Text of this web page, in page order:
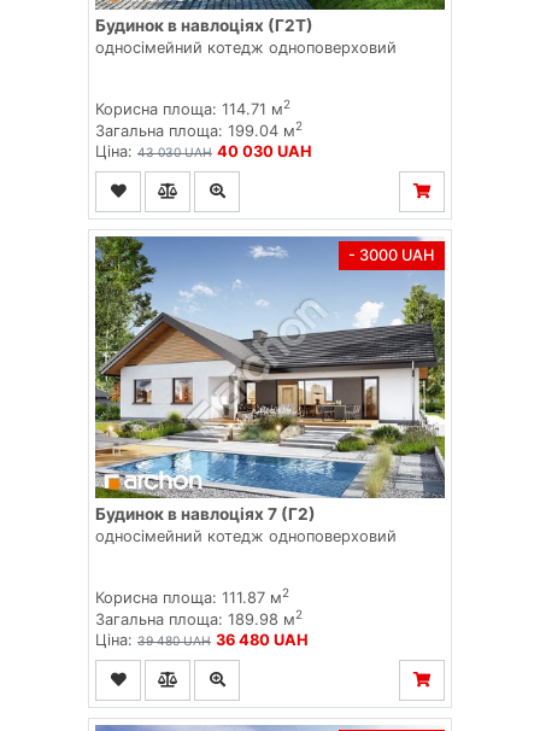
Будинок в навлоціях (Г2Т)
односімейний котедж одноповерховий
Корисна площа: 114.71 м2
Загальна площа: 199.04 м2
Ціна: 43 030 UAH 40 030 UAH
- 3000 UAH
Будинок в навлоціях 7 (Г2)
односімейний котедж одноповерховий
Корисна площа: 111.87 м2
Загальна площа: 189.98 м2
Ціна: 39 480 UAH 36 480 UAH